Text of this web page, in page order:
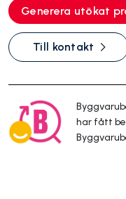
Generera utökat
Till kontakt
har fått